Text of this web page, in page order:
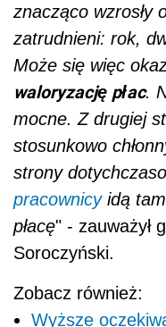
znacząco wzrosły
zatrudnieni: rok,
Może się więc
waloryzację płac.
mocne. Z drugiej
stosunkowo
strony
pracownicyidą
płacę" - zauważył
Soroczyński.
Zobacz również:
Wyższe